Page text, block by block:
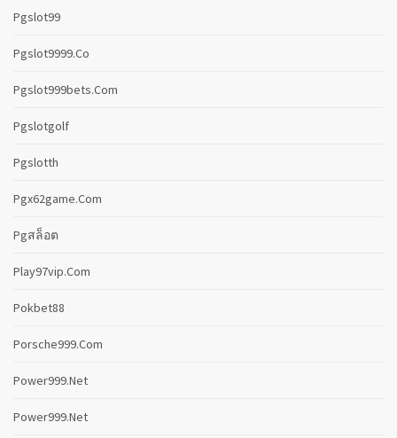
Pgslot99
Pgslot9999.co
Pgslot999bets.com
Pgslotgolf
Pgslotth
Pgx62game.com
Pgสล็อต
Play97vip.com
Pokbet88
Porsche999.com
Power999.net
Power999.net